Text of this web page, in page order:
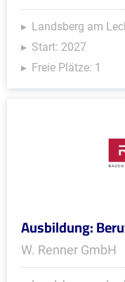
Landsberg am
Start: 2027
Freie Plätze: 1
Ausbildung:
W. Renner GmbH